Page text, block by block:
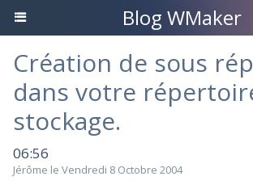
Blog WMaker
Création de sous
dans votre
stockage.
06:56
Jérôme le Vendredi 8 Octobre 2004